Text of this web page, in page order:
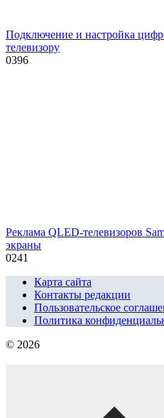
Подключение и настройка
телевизору
0396
Реклама QLED-телевизоров
экраны
0241
Карта сайта
Контакты редакции
Пользовательское
Политика
© 2026